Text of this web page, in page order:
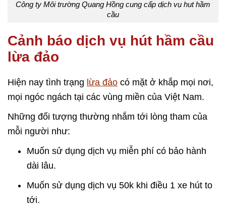
Công ty Môi trường Quang Hồng cung cấp dịch vụ hut hầm
cầu
Cảnh báo dịch vụ hút hầm cầu
lừa đảo
Hiện nay tình trạng lừa đảo có mặt ở khắp mọi nơi,
mọi ngóc ngách tại các vùng miền của Việt Nam.
Những đối tượng thường nhắm tới lòng tham của
mỗi người như:
Muốn sử dụng dịch vụ miễn phí có bảo hành
dài lâu.
Muốn sử dụng dịch vụ 50k khi điều 1 xe hút to
tới.